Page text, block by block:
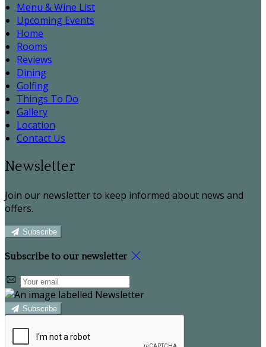
Menu & Wine List
Upcoming Events
Home
Rooms
Reviews
Dining
Golfing
Things To Do
Gallery
Location
Contact Us
Newsletter
Join our newsletter to keep informed about news and
offers.
Subscribe
Subscribe to our newsletter
Subscribe